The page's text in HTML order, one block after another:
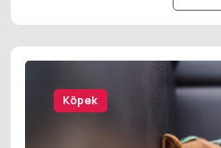
Köpek